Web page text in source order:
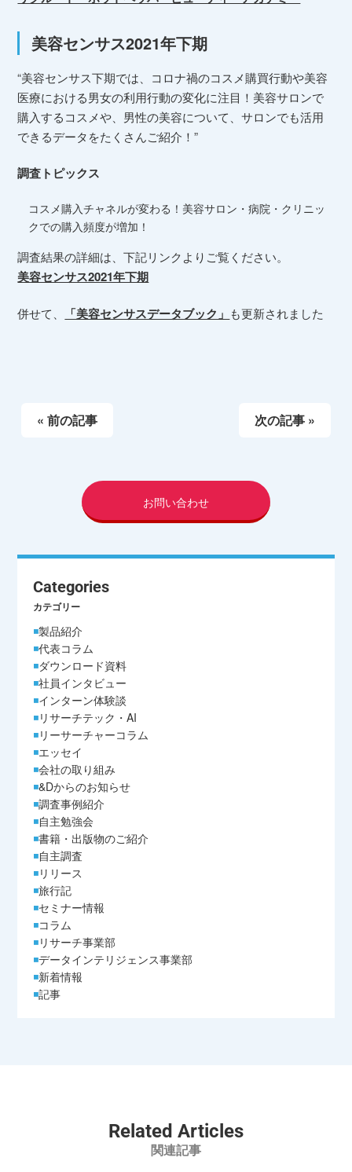
美容センサス2021年下期
“美容センサス下期では、コロナ禍のコスメ購買行動や美容
医療における男女の利用行動の変化に注目！美容サロンで
購入するコスメや、男性の美容について、サロンでも活用
できるデータをたくさんご紹介！”
調査トピックス
コスメ購入チャネルが変わる！美容サロン・病院・クリニッ
クでの購入頻度が増加！
調査結果の詳細は、下記リンクよりご覧ください。
美容センサス2021年下期
併せて、 「美容センサスデータブック」 も更新されました
« 前の記事 次の記事 »
お問い合わせ
Categories
カテゴリー
製品紹介
代表コラム
ダウンロード資料
社員インタビュー
インターン体験談
リサーチテック・AI
リーサーチャーコラム
エッセイ
会社の取り組み
&Dからのお知らせ
調査事例紹介
自主勉強会
書籍・出版物のご紹介
自主調査
リリース
旅行記
セミナー情報
コラム
リサーチ事業部
データインテリジェンス事業部
新着情報
記事
Related Articles
関連記事